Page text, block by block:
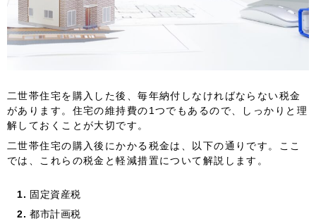
二世帯住宅を購入した後、毎年納付しなければならない税金
があります。住宅の維持費の1つでもあるので、しっかりと理
解しておくことが大切です。
二世帯住宅の購入後にかかる税金は、以下の通りです。ここ
では、これらの税金と軽減措置について解説します。
固定資産税
都市計画税